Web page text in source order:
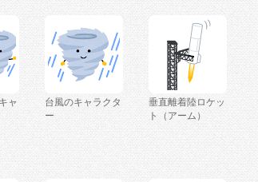
ャ
台風のキャラクタ
ー
垂直離着陸ロケッ
ト（アーム）